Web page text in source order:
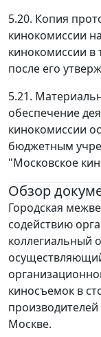
5.20. Копия
кинокомиссии
кинокомиссии в
после его
5.21.
обеспечение
кинокомиссии
бюджетным
"Московское
Обзор
Городская
содействию
коллегиальный
киносъемок в
Москве.